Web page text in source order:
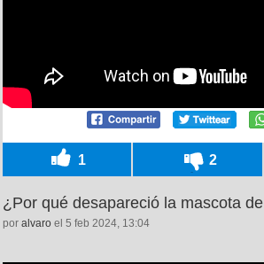
1 2
¿Por qué desapareció la mascota
por alvaro el 5 feb 2024, 13:04